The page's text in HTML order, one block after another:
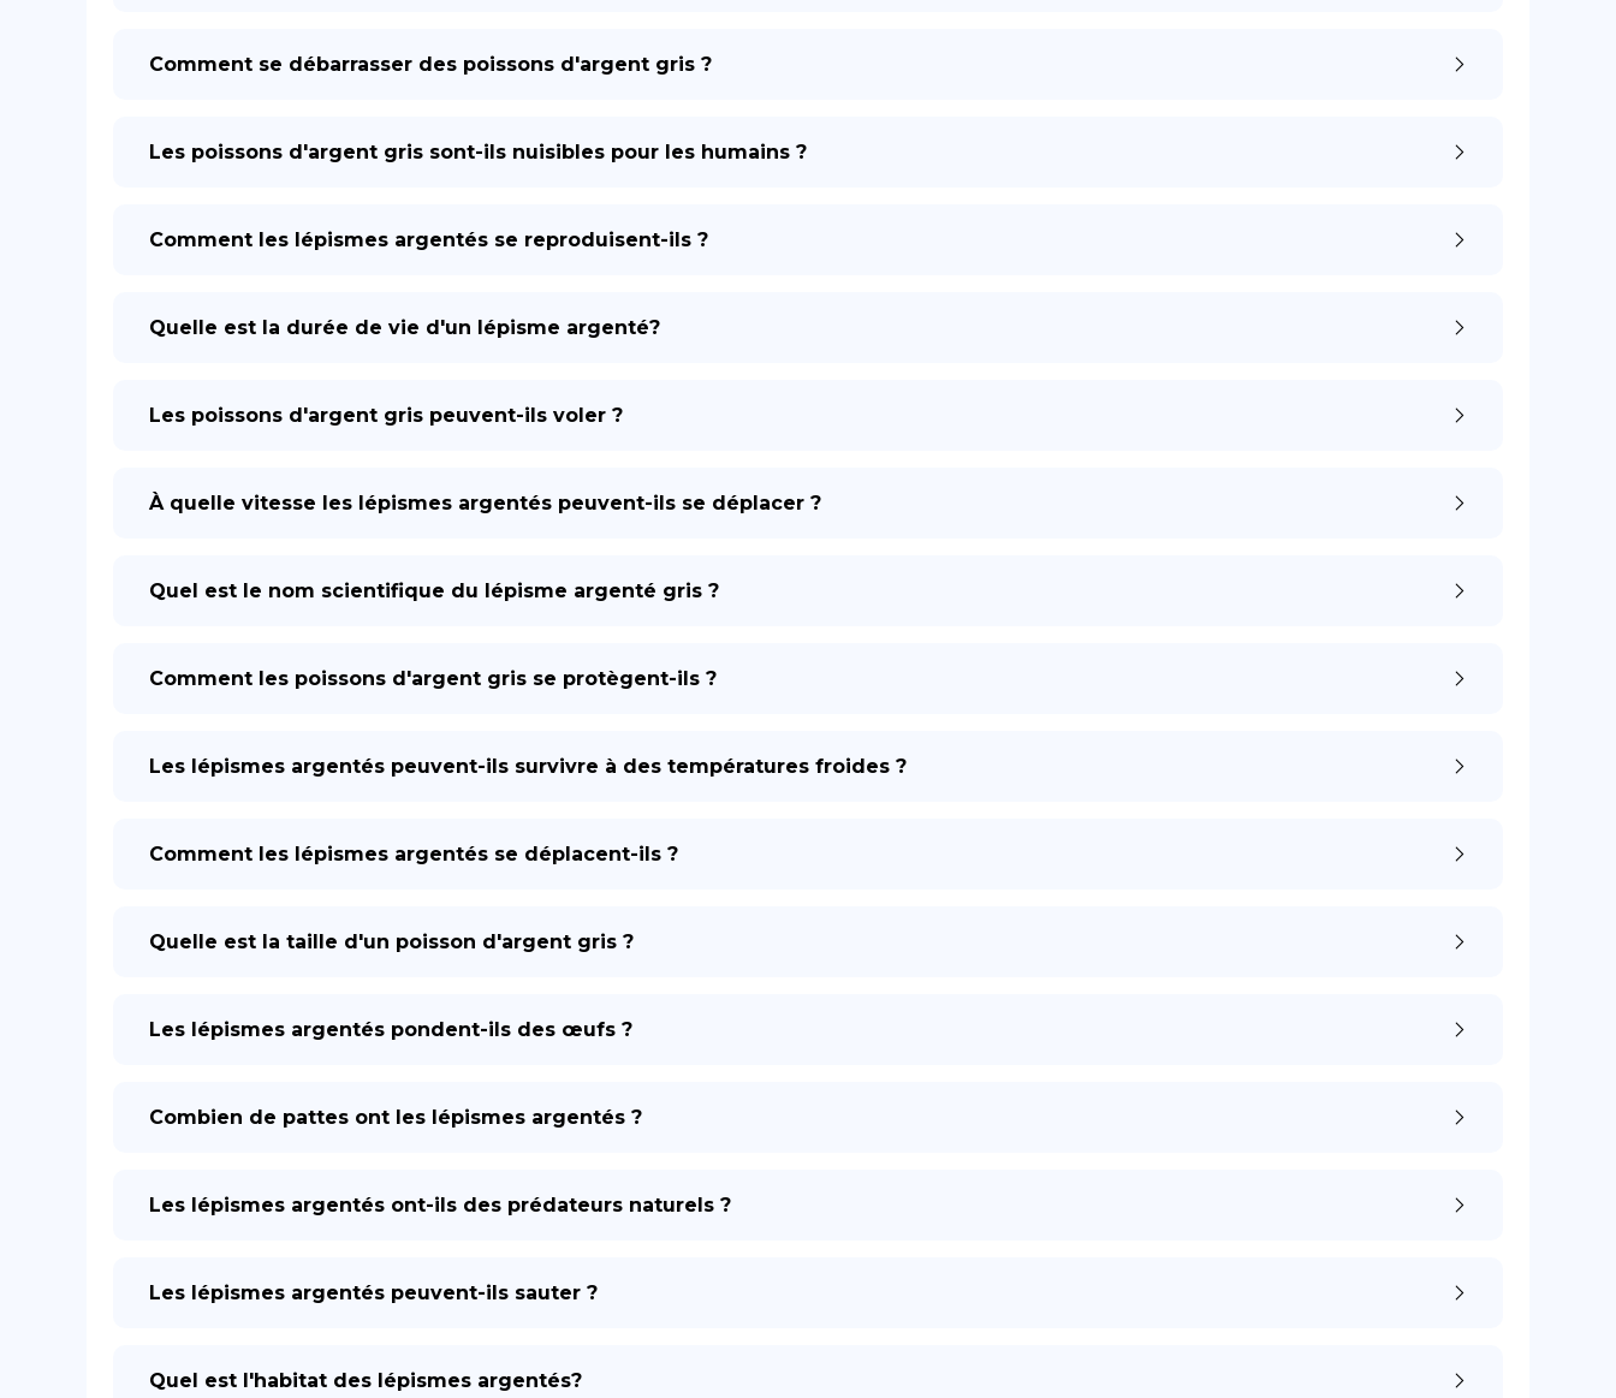
Comment se débarrasser des poissons d'argent gris ?
Les poissons d'argent gris sont-ils nuisibles pour les humains ?
Comment les lépismes argentés se reproduisent-ils ?
Quelle est la durée de vie d'un lépisme argenté?
Les poissons d'argent gris peuvent-ils voler ?
À quelle vitesse les lépismes argentés peuvent-ils se déplacer ?
Quel est le nom scientifique du lépisme argenté gris ?
Comment les poissons d'argent gris se protègent-ils ?
Les lépismes argentés peuvent-ils survivre à des températures froides ?
Comment les lépismes argentés se déplacent-ils ?
Quelle est la taille d'un poisson d'argent gris ?
Les lépismes argentés pondent-ils des œufs ?
Combien de pattes ont les lépismes argentés ?
Les lépismes argentés ont-ils des prédateurs naturels ?
Les lépismes argentés peuvent-ils sauter ?
Quel est l'habitat des lépismes argentés?